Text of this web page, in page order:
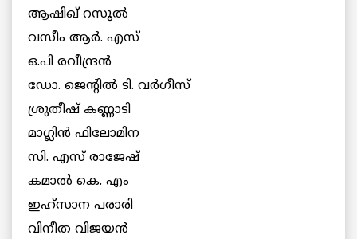
ആഷിഖ് റസൂൽ
വസീം ആർ. എസ്
ഒ.പി രവീന്ദ്രൻ
ഡോ. ജെന്റിൽ ടി. വർഗീസ്
ശ്രുതീഷ്‌ കണ്ണാടി
മാഗ്ലിൻ ഫിലോമിന
സി. എസ് രാജേഷ്
കമാൽ കെ. എം
ഇഹ്‌സാന പരാരി
വിനീത വിജയൻ